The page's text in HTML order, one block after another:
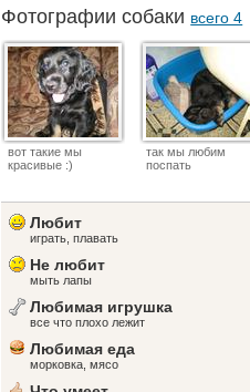
Фотографии собаки всего 4
вот такие мы
красивые :)
так мы любим
поспать
Любит
играть, плавать
Не любит
мыть лапы
Любимая игрушка
все что плохо лежит
Любимая еда
морковка, мясо